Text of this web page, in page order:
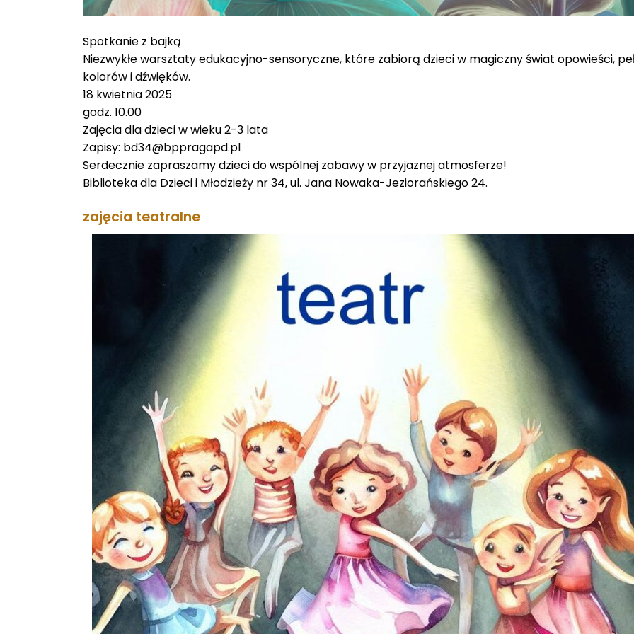
Spotkanie z bajką
Niezwykłe warsztaty edukacyjno-sensoryczne, które zabiorą dzieci w magiczny świat opowieści,
kolorów i dźwięków.
18 kwietnia 2025
godz. 10.00
Zajęcia dla dzieci w wieku 2-3 lata
Zapisy: bd34@bppragapd.pl
Serdecznie zapraszamy dzieci do wspólnej zabawy w przyjaznej atmosferze!
Biblioteka dla Dzieci i Młodzieży nr 34, ul. Jana Nowaka-Jeziorańskiego 24.
zajęcia teatralne